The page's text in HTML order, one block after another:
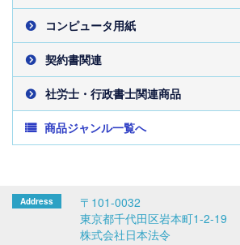
コンピュータ用紙
契約書関連
社労士・行政書士関連商品
商品ジャンル一覧へ
〒101-0032
東京都千代田区岩本町1-2-19
株式会社日本法令